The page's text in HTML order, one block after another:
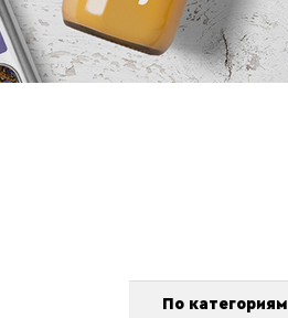
По категориям